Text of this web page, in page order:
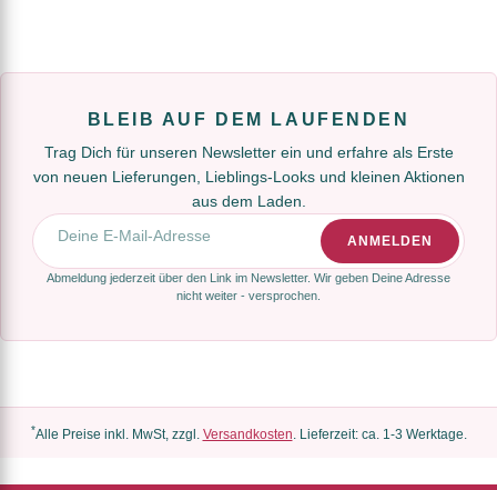
BLEIB AUF DEM LAUFENDEN
Trag Dich für unseren Newsletter ein und erfahre als Erste
von neuen Lieferungen, Lieblings-Looks und kleinen Aktionen
aus dem Laden.
E-Mail-Adresse
ANMELDEN
Abmeldung jederzeit über den Link im Newsletter. Wir geben Deine Adresse
nicht weiter - versprochen.
*Alle Preise inkl. MwSt, zzgl. Versandkosten. Lieferzeit: ca. 1-3 Werktage.